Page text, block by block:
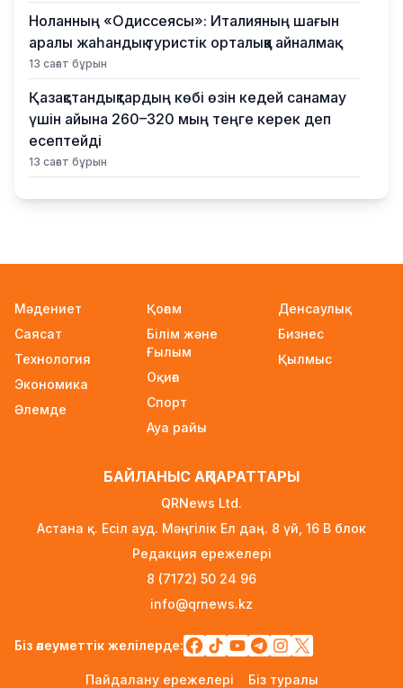
Ноланның «Одиссеясы»: Италияның шағын
аралы жаһандық туристік орталыққа айналмақ
13 сағат бұрын
Қазақстандықтардың көбі өзін кедей санамау
үшін айына 260–320 мың теңге керек деп
есептейді
13 сағат бұрын
Қыркүйектен бастап жаңа ереже күшіне
туралы ақпаратқа жауап берді
14 сағат бұрын
2027 жылы Астанада УЕФА президенті
сайланады
15 сағат бұрын
белгілі болады
Тоқаев «Бәйтерек» холдингінің басшысына
баспананың қолжетімділігін арттыруды
интернет-алаяқтарға өткізген күдікті ұсталды
Мәдениет
Саясат
Технология
Экономика
Әлемде
Қоғам
Білім және
Ғылым
Оқиға
Спорт
Ауа райы
Денсаулық
Бизнес
Қылмыс
БАЙЛАНЫС АҚПАРАТТАРЫ
QRNews Ltd.
Астана қ. Есіл ауд. Мәңгілік Ел даң. 8 үй, 16 B блок
Редакция ережелері
8 (7172) 50 24 96
info@qrnews.kz
Біз әлеуметтік желілерде:
Пайдалану ережелері Біз туралы